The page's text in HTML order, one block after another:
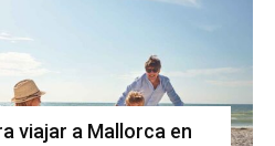
viajar a Mallorca en